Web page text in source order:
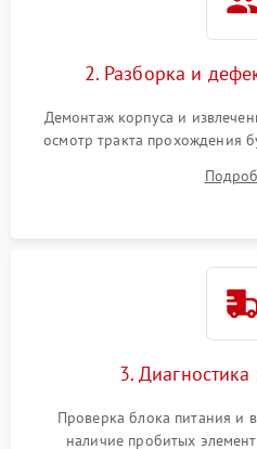
2. Разборка и
Демонтаж корпуса и
осмотр тракта прохождения
роликов захвата и узла
физического износа и
3.
Проверка блока питания и
наличие пробитых